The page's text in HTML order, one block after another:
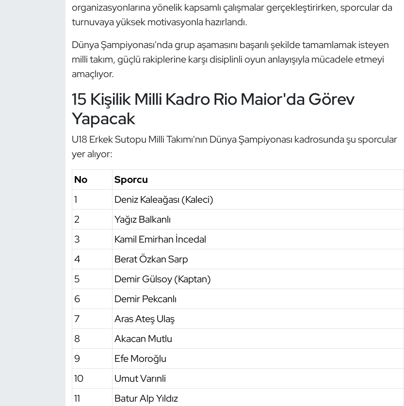
organizasyonlarına yönelik kapsamlı çalışmalar gerçekleştirirken, sporcular da
turnuvaya yüksek motivasyonla hazırlandı.
Dünya Şampiyonası'nda grup aşamasını başarılı şekilde tamamlamak isteyen
milli takım, güçlü rakiplerine karşı disiplinli oyun anlayışıyla mücadele etmeyi
amaçlıyor.
15 Kişilik Milli Kadro Rio Maior'da Görev
Yapacak
U18 Erkek Sutopu Milli Takımı'nın Dünya Şampiyonası kadrosunda şu sporcular
yer alıyor:
No
Sporcu
1
Deniz Kaleağası (Kaleci)
2
Yağız Balkanlı
3
Kamil Emirhan İncedal
4
Berat Özkan Sarp
5
Demir Gülsoy (Kaptan)
6
Demir Pekcanlı
7
Aras Ateş Ulaş
8
Akacan Mutlu
9
Efe Moroğlu
10
Umut Varınli
11
Batur Alp Yıldız
Modern Pentatlon
Oryantiring
Özel Sporcular
Sualtı Sporları